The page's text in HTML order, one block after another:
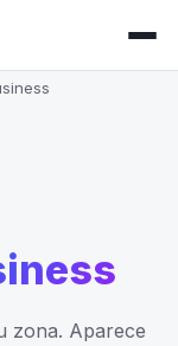
zona. Aparece